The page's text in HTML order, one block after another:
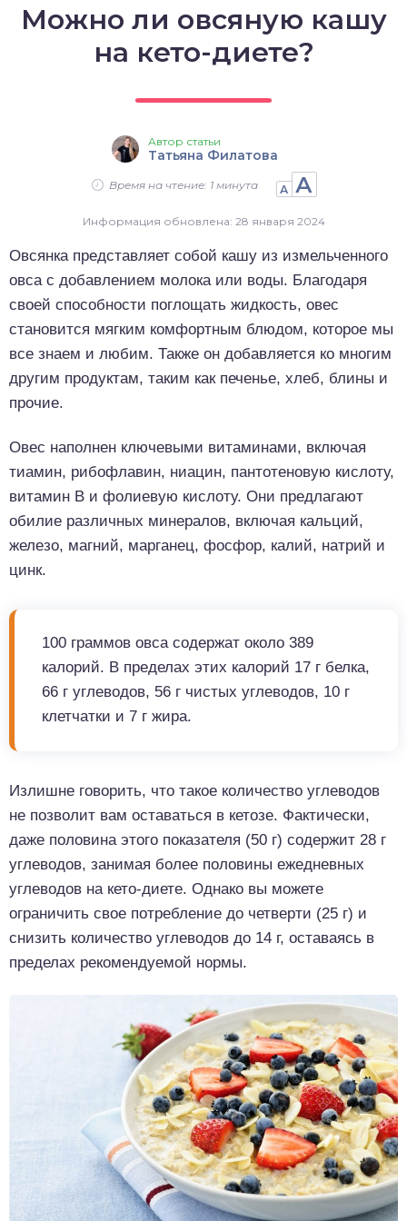
Можно ли овсяную кашу
на кето-диете?
Автор статьи
Татьяна Филатова
Время на чтение: 1 минута А А
Информация обновлена: 28 января 2024
Овсянка представляет собой кашу из измельченного
овса с добавлением молока или воды. Благодаря
своей способности поглощать жидкость, овес
становится мягким комфортным блюдом, которое мы
все знаем и любим. Также он добавляется ко многим
другим продуктам, таким как печенье, хлеб, блины и
прочие.
Овес наполнен ключевыми витаминами, включая
тиамин, рибофлавин, ниацин, пантотеновую кислоту,
витамин B и фолиевую кислоту. Они предлагают
обилие различных минералов, включая кальций,
железо, магний, марганец, фосфор, калий, натрий и
цинк.
100 граммов овса содержат около 389
калорий. В пределах этих калорий 17 г белка,
66 г углеводов, 56 г чистых углеводов, 10 г
клетчатки и 7 г жира.
Излишне говорить, что такое количество углеводов
не позволит вам оставаться в кетозе. Фактически,
даже половина этого показателя (50 г) содержит 28 г
углеводов, занимая более половины ежедневных
углеводов на кето-диете. Однако вы можете
ограничить свое потребление до четверти (25 г) и
снизить количество углеводов до 14 г, оставаясь в
пределах рекомендуемой нормы.
выпечка